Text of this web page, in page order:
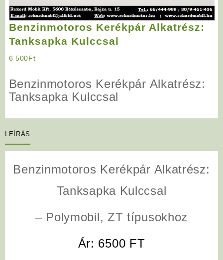
Benzinmotoros Kerékpár Alkatrész:
Tanksapka Kulccsal
6 500Ft
Benzinmotoros Kerékpár Alkatrész:
Tanksapka Kulccsal
LEÍRÁS
Benzinmotoros Kerékpár Alkatrész:
Tanksapka Kulccsal
– Polymobil, ZT típusokhoz
Ár: 6500 FT